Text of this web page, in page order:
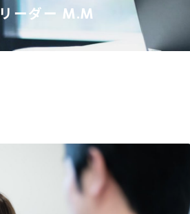
リーダー M.M